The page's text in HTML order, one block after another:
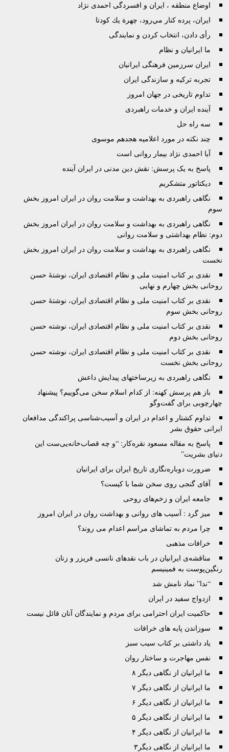
اوضاع منطقه ، ایران و افسردگی احمدی نژاد
ايران، پرده كنار مي‌رود، چهرة يك كودتا
رأی دادن، انتخاب کردن و نمایندگی
ما ایرانیان و نظام
ایران سرزمین فرهنگی ایرانیان
تجربه ترکیه و سازندگی ایران
تداوم تاریخی در جهان امروز
آینده ایران و خدمات راهبردی
سه راه حل
چند نکته در مورد اعلامیه هجدهم موسوی
آیا احمدی نژاد بیمار روانی است
پاسخ به يک پرسش: نقش دين مدنی در ايران آينده
ديکتاتور متشکريم
نگاهی راهبردی به بهداشت و سلامت روان در ایران امروز بخش
سوم
نگاهی راهبردی به بهداشت و سلامت روان در ايران امروز بخش
دوم: نظام بهداشتی و سلامت روانی
نگاهی راهبردی به بهداشت و سلامت روان در ايران امروز بخش
نخست
نقدی بر کتاب امنيت ملی و نظام اقتصادی ايران، نوشتۀ حسن
روحانی بخش چهارم و نهایی
نقدی بر کتاب امنيت ملی و نظام اقتصادی ايران، نوشتۀ حسن
روحانی بخش سوم
نقدی بر کتاب امنيت ملی و نظام اقتصادی ايران، نوشته حسن
روحانی بخش دوم
نقدی بر کتاب امنيت ملی و نظام اقتصادی ايران، نوشته حسن
روحانی بخش نخست
نگاهی راهبردی به زیرساختهای پیدایش داعش
باز هم پرسش کهنه‌: از کدام اسلام سخن می‌گوييم؟ پيشنهاد
چهارچوبی برای گفت‌وگو
تداوم کشتار و اعدام در ایران و آسیب‌شناسی پراکندگی مدافعان
ایرانی حقوق بشر
پاسخ به مقاله مسعود نقره‌کار: “و چه قصاب‌خانه‌یی‌ست این
دنیای بشریت”
ضرورت دوباره‌نگاری تاريخ ايران برای ايرانيان
آقای گنجی روی سخن شما با کیست؟
جامعه ایران و زخم‌های روحی
میز گرد : آسیب های روانی و بهداشت روان در ایران امروز
چرا مردم به تماشای مراسم اعدام می روند؟
خرافات مذهبی
مناقشه‌ی ایرانیان در باب نقدهای نانسی فریزر و زنان
رنگین‌پوست به فمینیسم
“ندا” نماد نامش شد
ازدواج سفید در ایران
حاکمیت ایران احترامی برای مردم و نمایندگان آنان قائل نیست
سوزاندن پایه های خرافات
یاد داشتی بر کتاب سیب سبز
نفس مهاجرت و ساختار روان
ما ایرانیان از نگاهی دیگر ۸
ما ایرانیان از نگاهی دیگر ۷
ما ایرانیان از نگاهی دیگر ۶
ما ایرانیان از نگاهی دیگر ۵
ما ایرانیان از نگاهی دیگر ۴
ما ایرانیان از نگاهی دیگر۳